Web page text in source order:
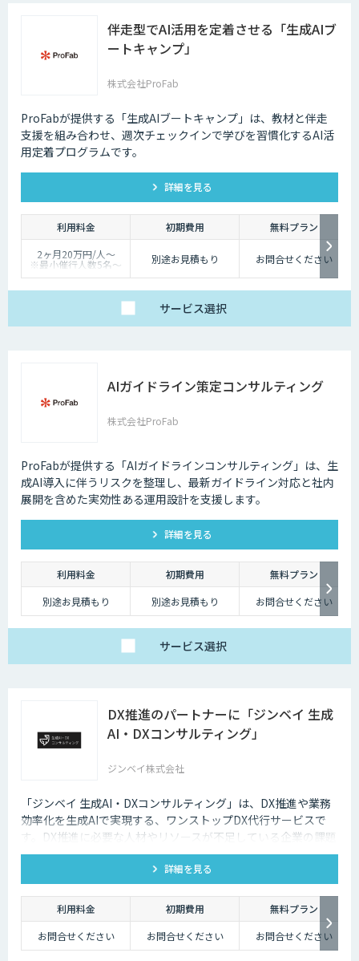
伴走型でAI活用を定着させる「生成AIブ
ートキャンプ」
株式会社ProFab
ProFabが提供する「生成AIブートキャンプ」は、教材と伴走
支援を組み合わせ、週次チェックインで学びを習慣化するAI活
用定着プログラムです。
詳細を見る
利用料金 初期費用
無料プラン
2ヶ月20万円/人〜
※最小催行人数5名〜
※対象ツールやカスタ
別途お見積もり お問合せください
サービス選択
AIガイドライン策定コンサルティング
株式会社ProFab
ProFabが提供する「AIガイドラインコンサルティング」は、生
成AI導入に伴うリスクを整理し、最新ガイドライン対応と社内
展開を含めた実効性ある運用設計を支援します。
詳細を見る
利用料金 初期費用
無料プラン
別途お見積もり
別途お見積もり お問合せください
サービス選択
DX推進のパートナーに「ジンベイ 生成
AI・DXコンサルティング」
ジンベイ株式会社
「ジンベイ 生成AI・DXコンサルティング」は、DX推進や業務
効率化を生成AIで実現する、ワンストップDX代行サービスで
す。DX推進に必要な人材やリソースが不足している企業の課題
を解決し、業務課題の特定からソリューションの導入・運用ま
で一括でサポートします。
詳細を見る
利用料金 初期費用
無料プラン
お問合せください
お問合せください お問合せください